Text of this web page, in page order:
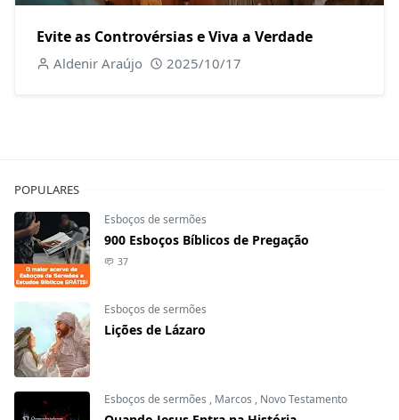
Evite as Controvérsias e Viva a Verdade
Aldenir Araújo 2025/10/17
POPULARES
Esboços de sermões
900 Esboços Bíblicos de Pregação
37
Esboços de sermões
Lições de Lázaro
Esboços de sermões , Marcos , Novo Testamento